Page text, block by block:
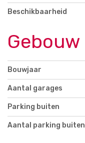
Beschikbaarheid
Gebouw
Bouwjaar
Aantal garages
Parking buiten
Aantal parking buiten